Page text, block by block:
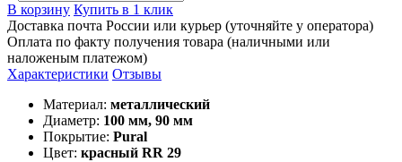
В корзину Купить в 1 клик
Доставка почта России или курьер (уточняйте у оператора)
Оплата по факту получения товара (наличными или
наложеным платежом)
Характеристики Отзывы
Материал: металлический
Диаметр: 100 мм, 90 мм
Покрытие: Pural
Цвет: красный RR 29